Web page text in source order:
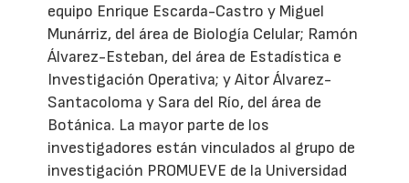
equipo Enrique Escarda-Castro y Miguel
Munárriz, del área de Biología Celular; Ramón
Álvarez-Esteban, del área de Estadística e
Investigación Operativa; y Aitor Álvarez-
Santacoloma y Sara del Río, del área de
Botánica. La mayor parte de los
investigadores están vinculados al grupo de
investigación PROMUEVE de la Universidad